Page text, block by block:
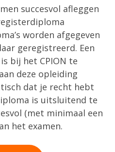
succesvol afleggen
worden afgegeven
geregistreerd. Een
bij het CPION te
deze opleiding
dat je recht hebt
is uitsluitend te
(met minimaal een
het examen.